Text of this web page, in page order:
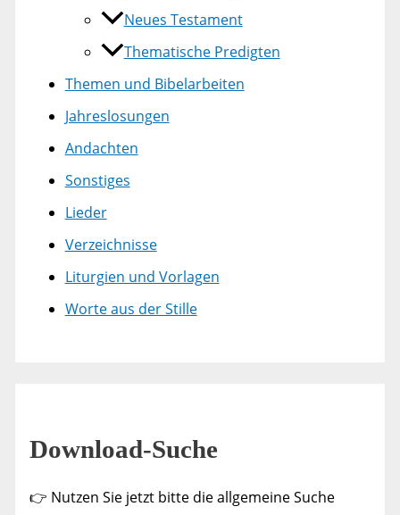
Neues Testament
Thematische Predigten
Themen und Bibelarbeiten
Jahreslosungen
Andachten
Sonstiges
Lieder
Verzeichnisse
Liturgien und Vorlagen
Worte aus der Stille
Download-Suche
👉 Nutzen Sie jetzt bitte die allgemeine Suche